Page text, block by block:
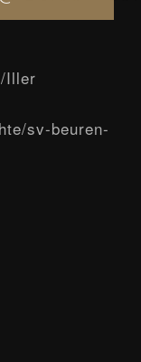
Iller
sv-beuren-